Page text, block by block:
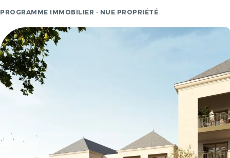
PROGRAMME IMMOBILIER · NUE PROPRIÉTÉ